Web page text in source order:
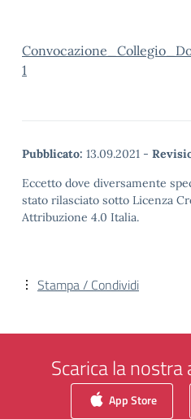
1
Pubblicato: 13.09.2021 -
Eccetto dove diversamente
stato rilasciato sotto Licenza
Attribuzione 4.0 Italia.
Stampa / Condividi
Scarica la
App Store